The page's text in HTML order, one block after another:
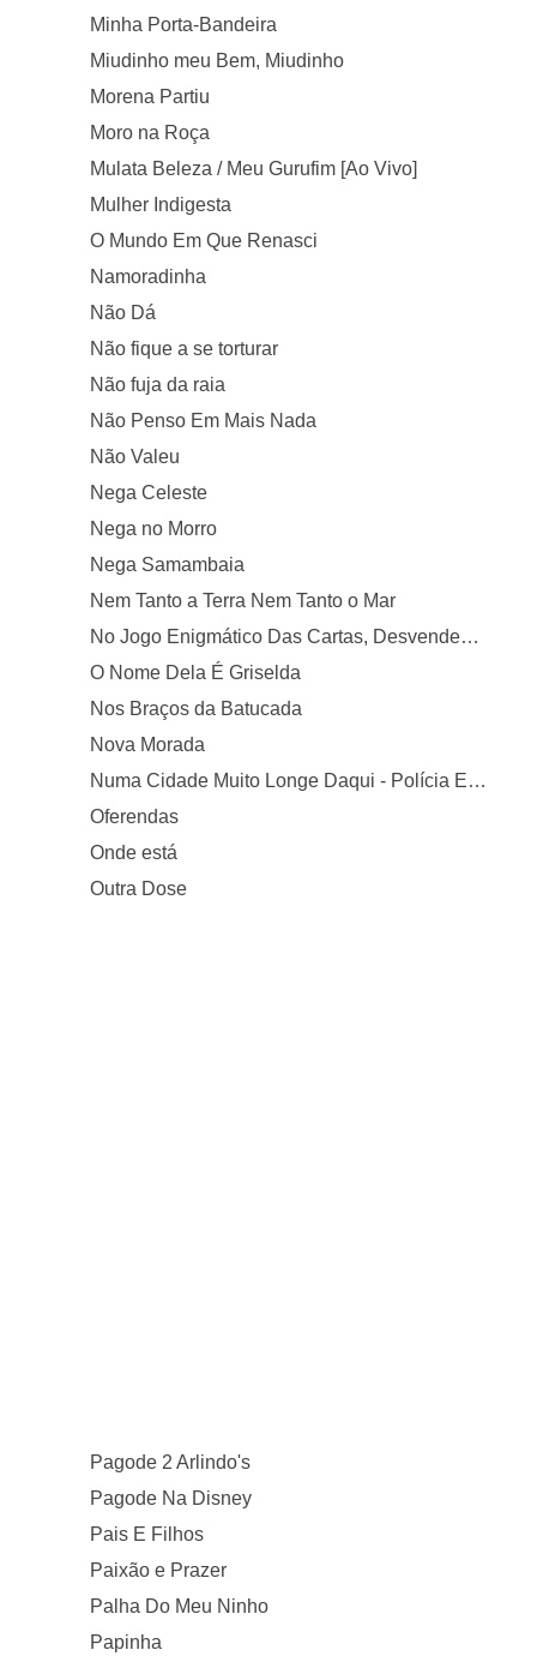
Minha Porta-Bandeira
Miudinho meu Bem, Miudinho
Morena Partiu
Moro na Roça
Mulata Beleza / Meu Gurufim [Ao Vivo]
Mulher Indigesta
O Mundo Em Que Renasci
Namoradinha
Não Dá
Não fique a se torturar
Não fuja da raia
Não Penso Em Mais Nada
Não Valeu
Nega Celeste
Nega no Morro
Nega Samambaia
Nem Tanto a Terra Nem Tanto o Mar
No Jogo Enigmático Das Cartas, Desvendem Os Mistérios e Façam Suas Apostas, Pois a Sorte Está Lançad
O Nome Dela É Griselda
Nos Braços da Batucada
Nova Morada
Numa Cidade Muito Longe Daqui - Polícia E Bandido
Oferendas
Onde está
Outra Dose
Pagode 2 Arlindo's
Pagode Na Disney
Pais E Filhos
Paixão e Prazer
Palha Do Meu Ninho
Papinha